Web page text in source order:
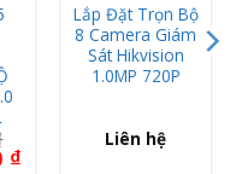
₫.
₫Giá hiện tại là: 6.000.000
Lắp Đặt Trọn Bộ
8 Camera Giám
Sát Hikvision
1.0MP 720P
Liên hệ